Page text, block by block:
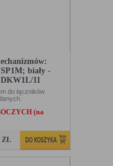
biały -
11
do łączników
(na
ZŁ